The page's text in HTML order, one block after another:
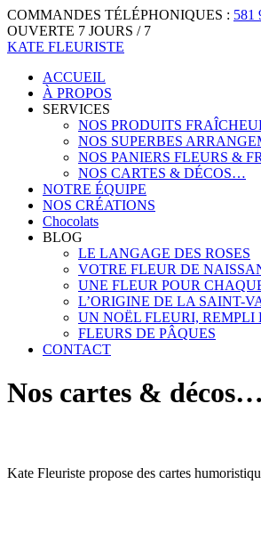
COMMANDES TÉLÉPHONIQUES : 581
OUVERTE 7 JOURS / 7
KATE FLEURISTE
ACCUEIL
À PROPOS
SERVICES
NOS PRODUITS
NOS SUPERBES
NOS PANIERS FLEURS &
NOS CARTES & DÉCOS…
NOTRE ÉQUIPE
NOS CRÉATIONS
Chocolats
BLOG
LE LANGAGE DES ROSES
VOTRE FLEUR DE
UNE FLEUR POUR
L’ORIGINE DE LA SAINT-
UN NOËL FLEURI, REMPLI
FLEURS DE PÂQUES
CONTACT
Nos cartes & décos…
Kate Fleuriste propose des cartes